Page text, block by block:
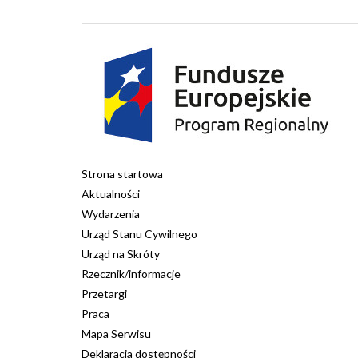
Strona startowa
Aktualności
Wydarzenia
Urząd Stanu Cywilnego
Urząd na Skróty
Rzecznik/informacje
Przetargi
Praca
Mapa Serwisu
Deklaracja dostępności